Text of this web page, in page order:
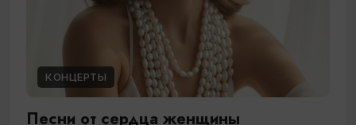
КОНЦЕРТЫ
Песни от сердца женщины